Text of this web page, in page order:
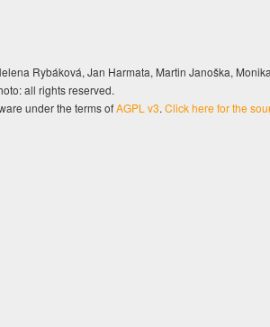
Rybáková, Jan Harmata, Martin Janoška,
all rights reserved.
under the terms ofAGPL v3. Click here for the